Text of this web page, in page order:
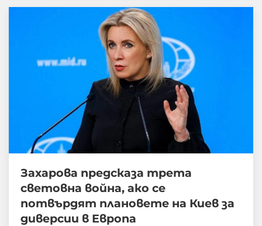
Захарова предсказа трета
световна война, ако се
потвърдят плановете на Киев за
диверсии в Европа